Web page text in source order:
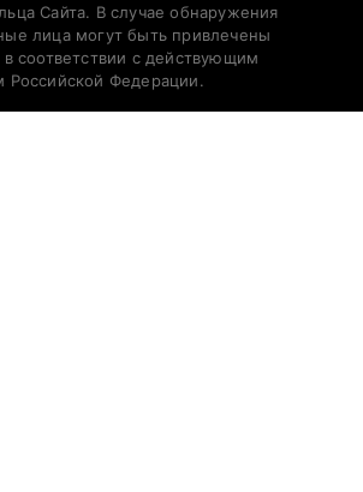
Сайта. В случае обнаружения
лица могут быть привлечены
в соответствии с действующим
Российской Федерации.